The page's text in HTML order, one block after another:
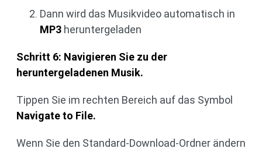
Dann wird das Musikvideo automatisch in
MP3 heruntergeladen
Schritt 6: Navigieren Sie zu der
heruntergeladenen Musik.
Tippen Sie im rechten Bereich auf das Symbol
Navigate to File.
Wenn Sie den Standard-Download-Ordner ändern